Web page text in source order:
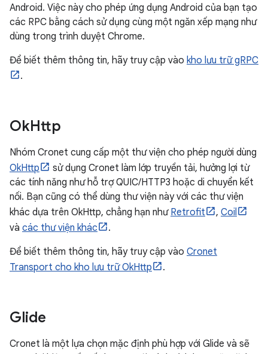
Android. Việc này cho phép ứng dụng Android của bạn tạo
các RPC bằng cách sử dụng cùng một ngăn xếp mạng như
dùng trong trình duyệt Chrome.
Để biết thêm thông tin, hãy truy cập vào kho lưu trữ gRPC
.
OkHttp
Nhóm Cronet cung cấp một thư viện cho phép người dùng
OkHttp
sử dụng Cronet làm lớp truyền tải, hưởng lợi từ
các tính năng như hỗ trợ QUIC/HTTP3 hoặc di chuyển kết
nối. Bạn cũng có thể dùng thư viện này với các thư viện
khác dựa trên OkHttp, chẳng hạn như Retrofit , Coil
và các thư viện khác
.
Để biết thêm thông tin, hãy truy cập vào Cronet
Transport cho kho lưu trữ OkHttp
.
Glide
Cronet là một lựa chọn mặc định phù hợp với Glide và sẽ